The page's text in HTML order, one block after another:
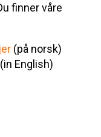
finner våre
(på norsk)
(in English)